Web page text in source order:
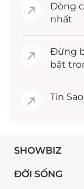
Dòng
nhất
Đừng
bật
Tin
SHOWBIZ
ĐỜI SỐNG